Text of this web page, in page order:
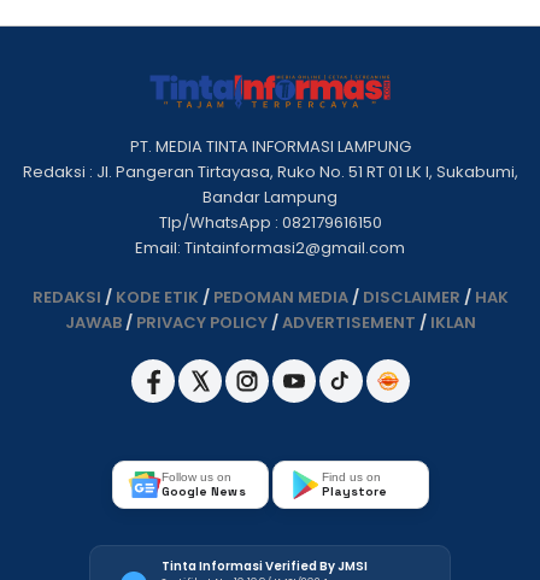
PT. MEDIA TINTA INFORMASI LAMPUNG
Redaksi : Jl. Pangeran Tirtayasa, Ruko No. 51 RT 01 LK I, Sukabumi,
Bandar Lampung
Tlp/WhatsApp : 082179616150
Email: Tintainformasi2@gmail.com
REDAKSI / KODE ETIK / PEDOMAN MEDIA/ DISCLAIMER / HAK
JAWAB/ PRIVACY POLICY/ADVERTISEMENT / IKLAN
Follow us on
Google News
Find us on
Playstore
Tinta Informasi Verified By JMSI